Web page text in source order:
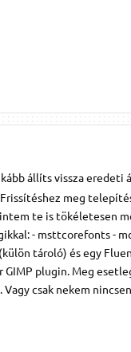
állíts vissza eredeti
meg
te is tökéletesen
- msttcorefonts -
tároló) és egy
plugin. Meg
csak nekem